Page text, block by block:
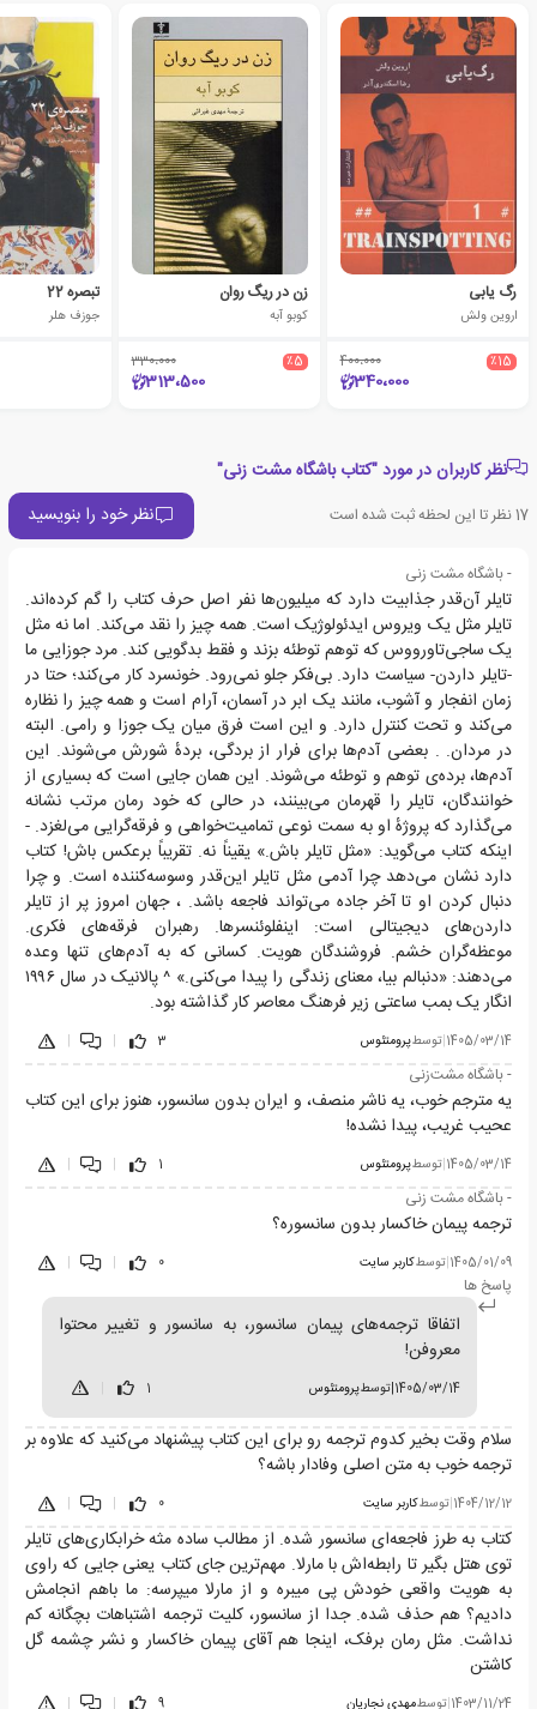
رگ یابی
اروین ولش
٪15 400،000
340،000
زن در ریگ روان
کوبو آبه
٪5 330،000
313،500
تبصره 22
جوزف هلر
نظر کاربران در مورد "کتاب باشگاه مشت زنی"
17نظر تا این لحظه ثبت شده است نظر خود را بنویسید
- باشگاه مشت زنی
تایلر آن‌قدر جذابیت دارد که میلیون‌ها نفر اصل حرف کتاب را گم کرده‌اند.
تایلر مثل یک ویروس ایدئولوژیک است. همه چیز را نقد می‌کند. اما نه مثل
یک ساجی‌تاورووس که توهم توطئه بزند و فقط بدگویی کند. مرد جوزایی ما
-تایلر داردن- سیاست دارد. بی‌فکر جلو نمی‌رود. خونسرد کار می‌کند؛ حتا در
زمان انفجار و آشوب، مانند یک ابر در آسمان، آرام است و همه چیز را نظاره
می‌کند و تحت کنترل دارد. و این است فرق میان یک جوزا و رامی. البته
در مردان. . بعضی آدم‌ها برای فرار از بردگی، بردهٔ شورش می‌شوند. این
آدم‌ها، برده‌ی توهم و توطئه می‌شوند. این همان جایی است که بسیاری از
خوانندگان، تایلر را قهرمان می‌بینند، در حالی که خود رمان مرتب نشانه
می‌گذارد که پروژهٔ او به سمت نوعی تمامیت‌خواهی و فرقه‌گرایی می‌لغزد. -
اینکه کتاب می‌گوید: «مثل تایلر باش.» یقیناً نه. تقریباً برعکس باش! کتاب
دارد نشان می‌دهد چرا آدمی مثل تایلر این‌قدر وسوسه‌کننده است. و چرا
دنبال کردن او تا آخر جاده می‌تواند فاجعه باشد. ، جهان امروز پر از تایلر
داردن‌های دیجیتالی است: اینفلوئنسرها. رهبران فرقه‌های فکری.
موعظه‌گران خشم. فروشندگان هویت. کسانی که به آدم‌های تنها وعده
می‌دهند: «دنبالم بیا، معنای زندگی را پیدا می‌کنی.» ^ پالانیک در سال ۱۹۹۶
انگار یک بمب ساعتی زیر فرهنگ معاصر کار گذاشته بود.
1405/03/14 توسطپرومتئوس 3
- باشگاه مشت‌زنی
یه مترجم خوب، یه ناشر منصف، و ایران بدون سانسور، هنوز برای این کتاب
عحیب غریب، پیدا نشده!
1405/03/14 توسطپرومتئوس 1
- باشگاه مشت زنی
ترجمه پیمان خاکسار بدون سانسوره؟
1405/01/09 توسطکاربر سایت 0
پاسخ ها
اتفاقا ترجمه‌های پیمان سانسور، به سانسور و تغییر محتوا
معروفن!
1405/03/14
|توسطپرومتئوس 1
سلام وقت بخیر کدوم ترجمه رو برای این کتاب پیشنهاد می‌کنید که علاوه بر
ترجمه خوب به متن اصلی وفادار باشه؟
1404/12/12 توسطکاربر سایت 0
کتاب به طرز فاجعه‌ای سانسور شده. از مطالب ساده مثه خرابکاری‌های تایلر
توی هتل بگیر تا رابطه‌‌اش با مارلا. مهم‌ترین جای کتاب یعنی جایی که راوی
به هویت واقعی خودش پی میبره و از مارلا میپرسه: ما باهم انجامش
دادیم؟ هم حذف شده. جدا از سانسور، کلیت ترجمه اشتباهات بچگانه کم
نداشت. مثل رمان برفک، اینجا هم آقای پیمان خاکسار و نشر چشمه گل
کاشتن
1403/11/24
|توسطمهدی نجاریان 9
|
|